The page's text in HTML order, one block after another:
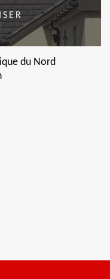
du Nord